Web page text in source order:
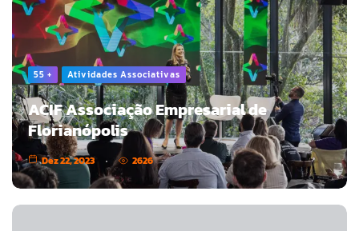
55 + Atividades Associativas
ACIF Associação Empresarial de
Florianópolis
Dez 22, 2023 2626